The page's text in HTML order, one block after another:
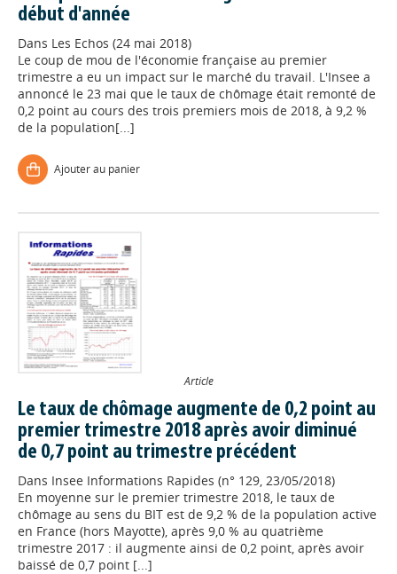
début d'année
Dans Les Echos (24 mai 2018)
Le coup de mou de l'économie française au premier
trimestre a eu un impact sur le marché du travail. L'Insee a
annoncé le 23 mai que le taux de chômage était remonté de
0,2 point au cours des trois premiers mois de 2018, à 9,2 %
de la population[...]
Ajouter au panier
Article
Le taux de chômage augmente de 0,2 point au
premier trimestre 2018 après avoir diminué
de 0,7 point au trimestre précédent
Dans Insee Informations Rapides (n° 129, 23/05/2018)
En moyenne sur le premier trimestre 2018, le taux de
chômage au sens du BIT est de 9,2 % de la population active
en France (hors Mayotte), après 9,0 % au quatrième
trimestre 2017 : il augmente ainsi de 0,2 point, après avoir
baissé de 0,7 point [...]